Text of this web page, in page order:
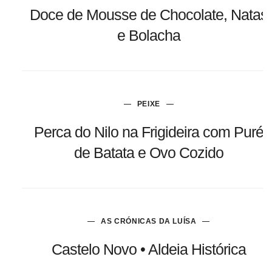
Doce de Mousse de Chocolate, Natas
e Bolacha
PEIXE
Perca do Nilo na Frigideira com Puré
de Batata e Ovo Cozido
AS CRÓNICAS DA LUÍSA
Castelo Novo • Aldeia Histórica